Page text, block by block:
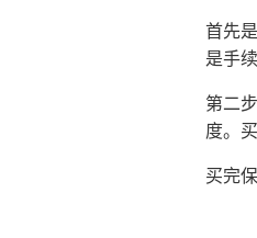
首先
是手
第二
度。
买完